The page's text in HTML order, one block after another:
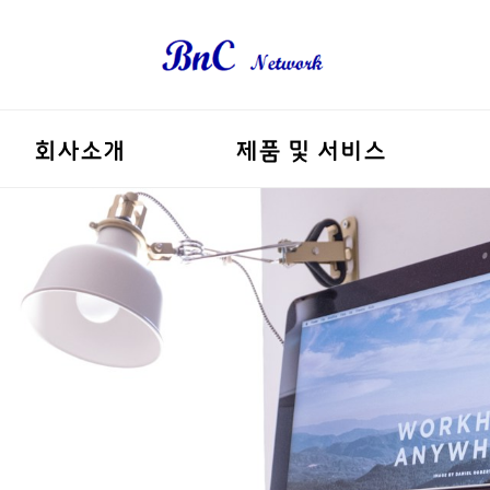
회사소개 제품 및 서비스